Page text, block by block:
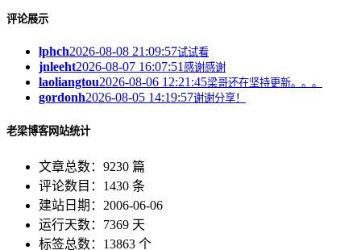
评论展示
lphch2026-08-08 21:09:57试试看
jnleeht2026-08-07 16:07:51 感谢感谢
laoliangtou2026-08-06 12:21:45梁哥还在坚持更新。。。
gordonh2026-08-05 14:19:57谢谢分享！
老梁博客网站统计
文章总数：9230 篇
评论数目：1430 条
建站日期：2006-06-06
运行天数：7369 天
标签总数：13863 个